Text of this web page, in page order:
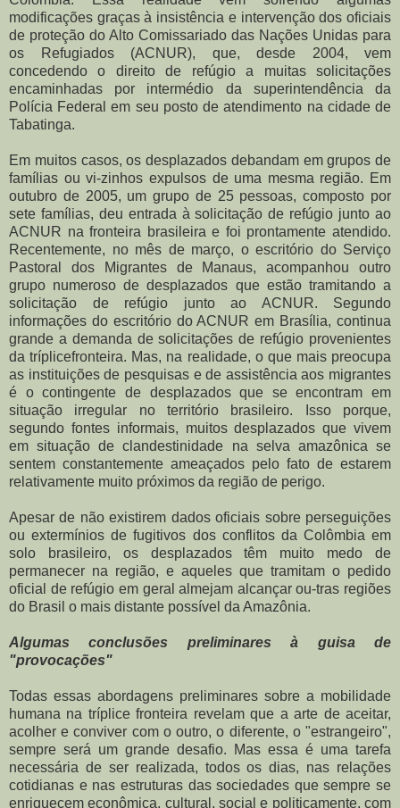
modificações graças à insistência e intervenção dos oficiais
de proteção do Alto Comissariado das Nações Unidas para
os Refugiados (ACNUR), que, desde 2004, vem
concedendo o direito de refúgio a muitas solicitações
encaminhadas por intermédio da superintendência da
Polícia Federal em seu posto de atendimento na cidade de
Tabatinga.
Em muitos casos, os desplazados debandam em grupos de
famílias ou vi-zinhos expulsos de uma mesma região. Em
outubro de 2005, um grupo de 25 pessoas, composto por
sete famílias, deu entrada à solicitação de refúgio junto ao
ACNUR na fronteira brasileira e foi prontamente atendido.
Recentemente, no mês de março, o escritório do Serviço
Pastoral dos Migrantes de Manaus, acompanhou outro
grupo numeroso de desplazados que estão tramitando a
solicitação de refúgio junto ao ACNUR. Segundo
informações do escritório do ACNUR em Brasília, continua
grande a demanda de solicitações de refúgio provenientes
da tríplicefronteira. Mas, na realidade, o que mais preocupa
as instituições de pesquisas e de assistência aos migrantes
é o contingente de desplazados que se encontram em
situação irregular no território brasileiro. Isso porque,
segundo fontes informais, muitos desplazados que vivem
em situação de clandestinidade na selva amazônica se
sentem constantemente ameaçados pelo fato de estarem
relativamente muito próximos da região de perigo.
Apesar de não existirem dados oficiais sobre perseguições
ou extermínios de fugitivos dos conflitos da Colômbia em
solo brasileiro, os desplazados têm muito medo de
permanecer na região, e aqueles que tramitam o pedido
oficial de refúgio em geral almejam alcançar ou-tras regiões
do Brasil o mais distante possível da Amazônia.
Algumas conclusões preliminares à guisa de
"provocações"
Todas essas abordagens preliminares sobre a mobilidade
humana na tríplice fronteira revelam que a arte de aceitar,
acolher e conviver com o outro, o diferente, o "estrangeiro",
sempre será um grande desafio. Mas essa é uma tarefa
necessária de ser realizada, todos os dias, nas relações
cotidianas e nas estruturas das sociedades que sempre se
enriquecem econômica, cultural, social e politicamente, com